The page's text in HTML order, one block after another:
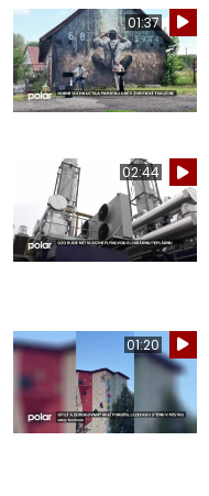
01:37
02:44
01:20